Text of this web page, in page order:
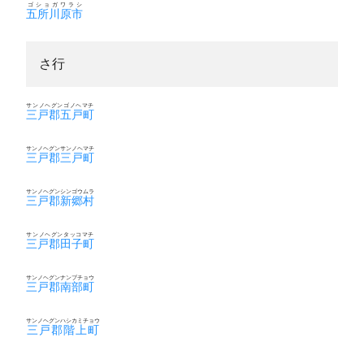
五所川原市
ゴショガワラシ
さ行
三戸郡五戸町
サンノヘグンゴノヘマチ
三戸郡三戸町
サンノヘグンサンノヘマチ
三戸郡新郷村
サンノヘグンシンゴウムラ
三戸郡田子町
サンノヘグンタッコマチ
三戸郡南部町
サンノヘグンナンブチョウ
三戸郡階上町
サンノヘグンハシカミチョウ